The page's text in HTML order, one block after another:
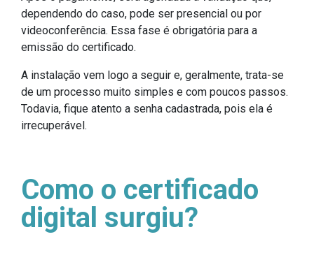
dependendo do caso, pode ser presencial ou por
videoconferência. Essa fase é obrigatória para a
emissão do certificado.
A instalação vem logo a seguir e, geralmente, trata-se
de um processo muito simples e com poucos passos.
Todavia, fique atento a senha cadastrada, pois ela é
irrecuperável.
Como o certificado
digital surgiu?